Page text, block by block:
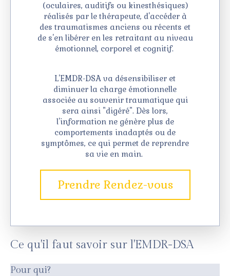
(oculaires, auditifs ou kinesthésiques)
réalisés par le thérapeute, d'accéder à
des traumatismes anciens ou récents et
de s'en libérer en les retraitant au niveau
émotionnel, corporel et cognitif.
L'EMDR-DSA va désensibiliser et
diminuer la charge émotionnelle
associée au souvenir traumatique qui
sera ainsi "digéré". Dès lors,
l'information ne génère plus de
comportements inadaptés ou de
symptômes, ce qui permet de reprendre
sa vie en main.
Prendre Rendez-vous
Ce qu'il faut savoir sur l'EMDR-DSA
Pour qui?